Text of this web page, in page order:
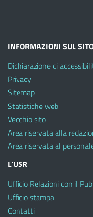
INFORMAZIONI SUL SITO
Dichiarazione di
Privacy
Sitemap
Statistiche web
Vecchio sito
Area riservata alla
Area riservata al
L’USR
Ufficio Relazioni con il
Ufficio stampa
Contatti